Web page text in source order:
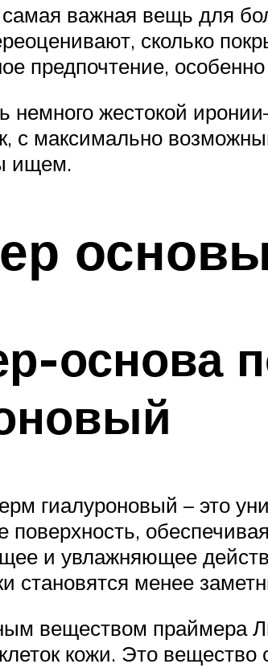
важная вещь для
сколько
предпочтение,
немного жестокой
с максимально
ищем.
основа
гиалуроновый – это
поверхность,
и увлажняющее
становятся менее
веществом праймера
кожи. Это вещество